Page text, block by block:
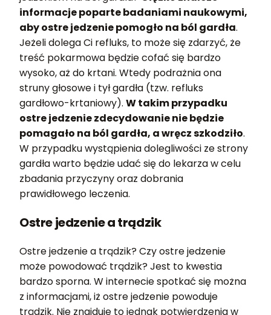
informacje poparte badaniami naukowymi,
aby ostre jedzenie pomogło na ból gardła.
Jeżeli dolega Ci refluks, to może się zdarzyć, że
treść pokarmowa będzie cofać się bardzo
wysoko, aż do krtani. Wtedy podrażnia ona
struny głosowe i tył gardła (tzw. refluks
gardłowo-krtaniowy). W takim przypadku
ostre jedzenie zdecydowanie nie będzie
pomagało na ból gardła, a wręcz szkodziło.
W przypadku wystąpienia dolegliwości ze strony
gardła warto będzie udać się do lekarza w celu
zbadania przyczyny oraz dobrania
prawidłowego leczenia.
Ostre jedzenie a trądzik
Ostre jedzenie a trądzik? Czy ostre jedzenie
może powodować trądzik? Jest to kwestia
bardzo sporna. W internecie spotkać się można
z informacjami, iż ostre jedzenie powoduje
trądzik. Nie znajduje to jednak potwierdzenia w